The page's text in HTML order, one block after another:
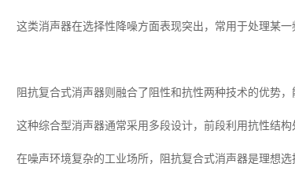
这类消声器在选择性降噪方面表现突出，常用于处理某一
阻抗复合式消声器则融合了阻性和抗性两种技术的优势
这种综合型消声器通常采用多段设计，前段利用抗性结
在噪声环境复杂的工业场所，阻抗复合式消声器是理想选